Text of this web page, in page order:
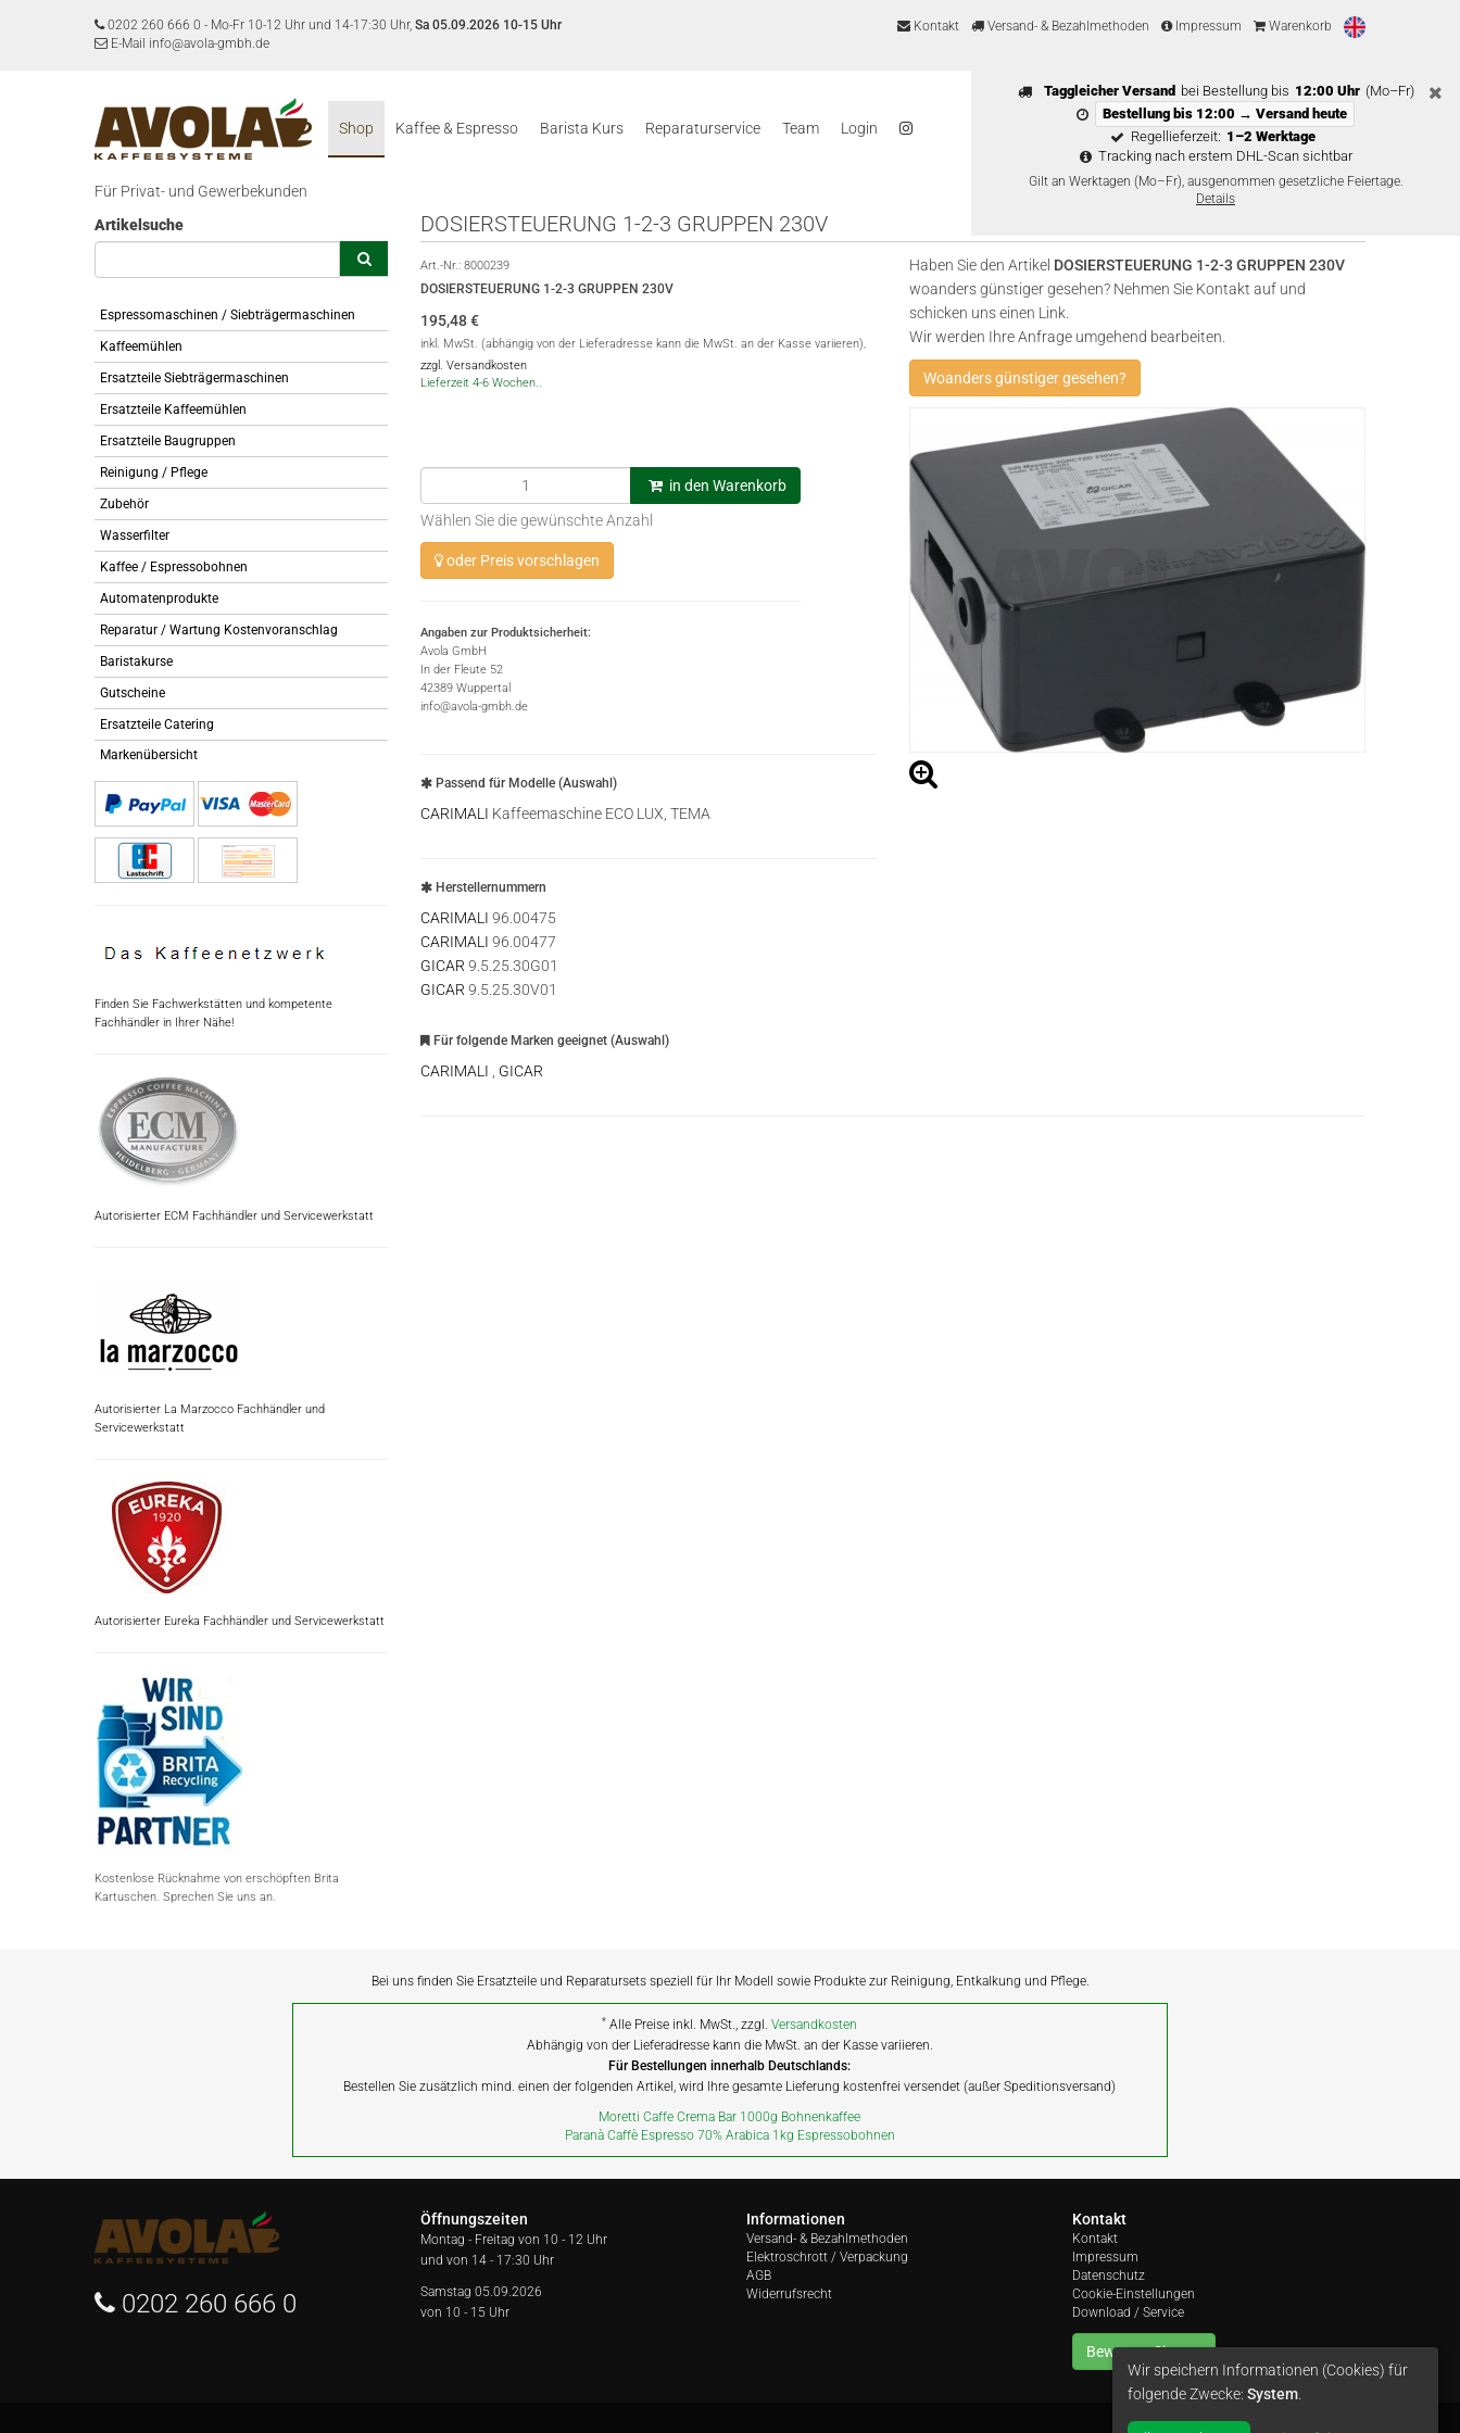
0202 260 666 0 - Mo-Fr 10-12 Uhr und 14-17:30 Uhr, Sa 05.09.2026 10-15 Uhr
E-Mail info@avola-gmbh.de
Kontakt Versand- & Bezahlmethoden Impressum Warenkorb
Taggleicher Versand bei Bestellung bis 12:00 Uhr (Mo–Fr)
Bestellung bis 12:00 → Versand heute
Regellieferzeit: 1–2 Werktage
Tracking nach erstem DHL-Scan sichtbar
Gilt an Werktagen (Mo–Fr), ausgenommen gesetzliche Feiertage.
Details
Shop Kaffee & Espresso Barista Kurs Reparaturservice Team Login
Für Privat- und Gewerbekunden
Artikelsuche
Espressomaschinen / Siebträgermaschinen
Kaffeemühlen
Ersatzteile Siebträgermaschinen
Ersatzteile Kaffeemühlen
Ersatzteile Baugruppen
Reinigung / Pflege
Zubehör
Wasserfilter
Kaffee / Espressobohnen
Automatenprodukte
Reparatur / Wartung Kostenvoranschlag
Baristakurse
Gutscheine
Ersatzteile Catering
Markenübersicht
Finden Sie Fachwerkstätten und kompetente
Fachhändler in Ihrer Nähe!
Autorisierter ECM Fachhändler und Servicewerkstatt
Autorisierter La Marzocco Fachhändler und
Servicewerkstatt
Autorisierter Eureka Fachhändler und Servicewerkstatt
Kostenlose Rücknahme von erschöpften Brita
Kartuschen. Sprechen Sie uns an.
DOSIERSTEUERUNG 1-2-3 GRUPPEN 230V
Art.-Nr.: 8000239
DOSIERSTEUERUNG 1-2-3 GRUPPEN 230V
195,48€
inkl. MwSt. (abhängig von der Lieferadresse kann die MwSt. an der Kasse variieren),
zzgl. Versandkosten
Lieferzeit 4-6 Wochen..
in den Warenkorb
Wählen Sie die gewünschte Anzahl
oder Preis vorschlagen
Angaben zur Produktsicherheit:
Avola GmbH
In der Fleute 52
42389 Wuppertal
info@avola-gmbh.de
Passend für Modelle (Auswahl)
CARIMALI Kaffeemaschine ECO LUX, TEMA
Herstellernummern
CARIMALI 96.00475
CARIMALI 96.00477
GICAR 9.5.25.30G01
GICAR 9.5.25.30V01
Für folgende Marken geeignet (Auswahl)
CARIMALI GICAR
Haben Sie den Artikel DOSIERSTEUERUNG 1-2-3 GRUPPEN 230V
woanders günstiger gesehen? Nehmen Sie Kontakt auf und
schicken uns einen Link.
Wir werden Ihre Anfrage umgehend bearbeiten.
Woanders günstiger gesehen?
Bei uns finden Sie Ersatzteile und Reparatursets speziell für Ihr Modell sowie Produkte zur Reinigung, Entkalkung und Pflege.
* Alle Preise inkl. MwSt., zzgl.Versandkosten
Abhängig von der Lieferadresse kann die MwSt. an der Kasse variieren.
Für Bestellungen innerhalb Deutschlands:
Bestellen Sie zusätzlich mind. einen der folgenden Artikel, wird Ihre gesamte Lieferung kostenfrei versendet (außer Speditionsversand)
Moretti Caffe Crema Bar 1000g Bohnenkaffee
Paranà Caffè Espresso 70% Arabica 1kg Espressobohnen
0202 260 666 0
Öffnungszeiten
Montag - Freitag von 10 - 12 Uhr
und von 14 - 17:30 Uhr
Samstag 05.09.2026
von 10 - 15 Uhr
Informationen
Versand- & Bezahlmethoden
Elektroschrott / Verpackung
AGB
Widerrufsrecht
Kontakt
Kontakt
Impressum
Datenschutz
Cookie-Einstellungen
Download / Service
Bewerten Sie uns
Wir speichern Informationen (Cookies) für
folgende Zwecke: System